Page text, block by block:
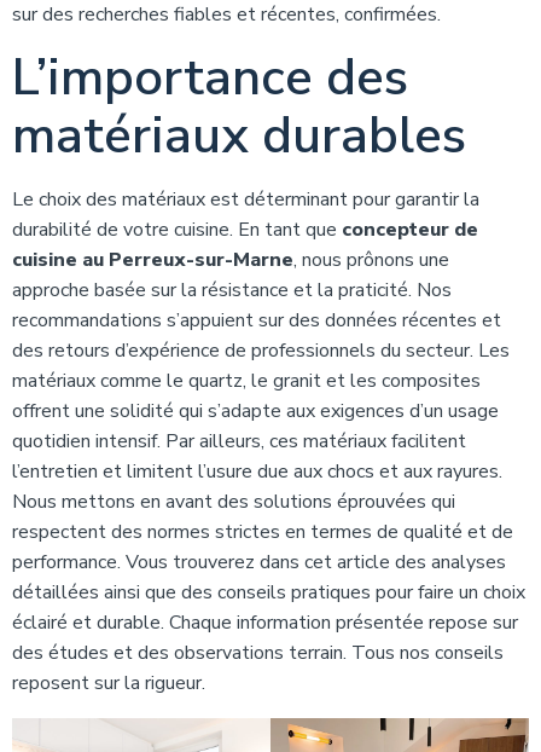
sur des recherches fiables et récentes, confirmées.
L’importance des
matériaux durables
Le choix des matériaux est déterminant pour garantir la
durabilité de votre cuisine. En tant que concepteur de
cuisine au Perreux-sur-Marne, nous prônons une
approche basée sur la résistance et la praticité. Nos
recommandations s’appuient sur des données récentes et
des retours d’expérience de professionnels du secteur. Les
matériaux comme le quartz, le granit et les composites
offrent une solidité qui s’adapte aux exigences d’un usage
quotidien intensif. Par ailleurs, ces matériaux facilitent
l’entretien et limitent l’usure due aux chocs et aux rayures.
Nous mettons en avant des solutions éprouvées qui
respectent des normes strictes en termes de qualité et de
performance. Vous trouverez dans cet article des analyses
détaillées ainsi que des conseils pratiques pour faire un choix
éclairé et durable. Chaque information présentée repose sur
des études et des observations terrain. Tous nos conseils
reposent sur la rigueur.